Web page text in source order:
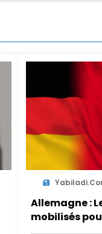
Allemagne :
mobilisés
transmission